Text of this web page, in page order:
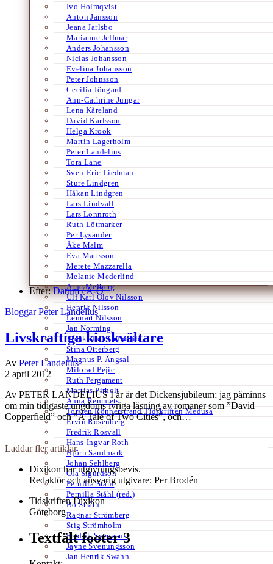
Ivo Holmqvist
Anton Jansson
Jeana Jarlsbo
Marianne Jeffmar
Anders Johansson
Niclas Johansson
Evelina Johansson
Peter Johnsson
Cecilia Jöngard
Ann-Cathrine Jungar
Lena Kåreland
David Karlsson
Helga Krook
Martin Lagerholm
Peter Landelius
Tora Lane
Sven-Eric Liedman
Sture Lindgren
Håkan Lindgren
Lars Lindvall
Lars Lönnroth
Ruth Lötmarker
Per Lysander
Åke Malm
Eva Mattsson
Merete Mazzarella
Melanie Mederlind
Arne Melberg
Ulf Karl Olov Nilsson
Henrik Nilsson
Lennart Nilsson
Jan Norming
Tidskriften Ord&Bild
Stina Otterberg
Magnus P. Ängsal
Milorad Pejic
Ruth Pergament
Mattias Pirholt
Anna Remmets
Torsten Rönnerstrand Tidskriften Medusa
Ervin Rosenberg
Fredrik Rosvall
Hans-Ingvar Roth
Björn Sandmark
Johan Sehlberg
Ola Sigurdson
Pernilla Ståhl
Pernilla Ståhl (red.)
Bo Stråth
Ragnar Strömberg
Stig Strömholm
Fredrik Svenaeus
Jayne Svenungsson
Jan Henrik Swahn
Efter:Datum /A-Ö
Bloggar Peter Landelius
Livskraftiga kioskvältare
Av Peter Landelius
2 april 2012
Av PETER LANDELIUS I år är det Dickensjubileum; jag påminns
om min tidigaste ungdoms ivriga läsning av romaner som ”David
Copperfield” och ”A Tale of Two Cities”, och…
Laddar fler artiklar
Dixikon har utgivningsbevis.
Redaktör och ansvarig utgivare: Per Brodén
Tidskriften Dixikon
Göteborg
Textfält footer 3